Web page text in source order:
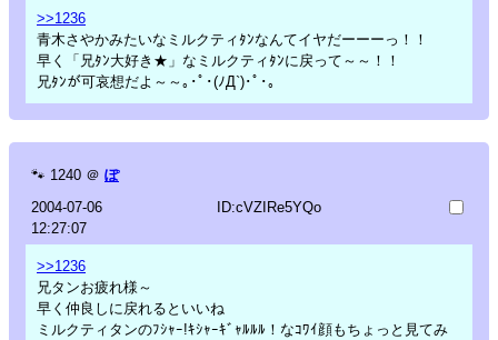
>>1236
青木さやかみたいなミルクティﾀﾝなんてイヤだーーーっ！！
早く「兄ﾀﾝ大好き★」なミルクティﾀﾝに戻って～～！！
兄ﾀﾝが可哀想だよ～～｡･ﾟ･(ﾉД`)･ﾟ･｡
🐾 1240 ＠ ぽ
2004-07-06
12:27:07
ID:cVZIRe5YQo
>>1236
兄タンお疲れ様～
早く仲良しに戻れるといいね
ミルクティタンのﾌｼｬｰ!ｷｼｬｰｷﾞｬﾙﾙﾙ！なｺﾜｲ顔もちょっと見てみ